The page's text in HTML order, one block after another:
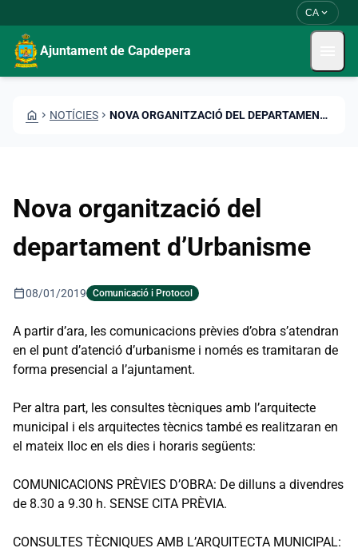
CA expand_more
Ajuntament de Capdepera
HOME CHEVRON_RIGHT NOTÍCIES CHEVRON_RIGHT NOVA ORGANITZACIÓ DEL DEPARTAMENT D’URBANISME
Nova organització del
departament d’Urbanisme
calendar_today08/01/2019 Comunicació i Protocol
A partir d’ara, les comunicacions prèvies d’obra s’atendran
en el punt d’atenció d’urbanisme i només es tramitaran de
forma presencial a l’ajuntament.
Per altra part, les consultes tècniques amb l’arquitecte
municipal i els arquitectes tècnics també es realitzaran en
el mateix lloc en els dies i horaris següents:
COMUNICACIONS PRÈVIES D’OBRA: De dilluns a divendres
de 8.30 a 9.30 h. SENSE CITA PRÈVIA.
CONSULTES TÈCNIQUES AMB L’ARQUITECTA MUNICIPAL: